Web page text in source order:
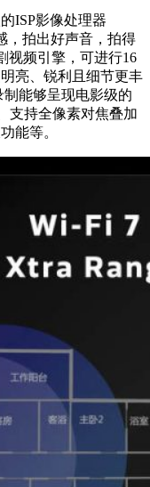
ISP影像处理器
，拍出好声音，拍得
视频引擎，可进行16
亮、锐利且细节更丰
能够呈现电影级的
支持全像素对焦叠加
能等。